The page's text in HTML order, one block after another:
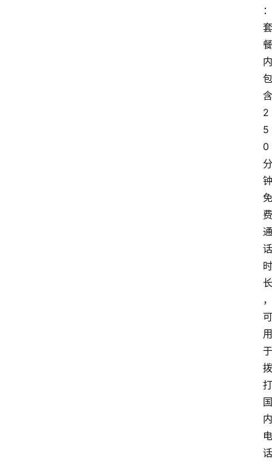
：
套
餐
内
包
含
2
5
0
分
钟
免
费
通
话
时
长
，
可
用
于
拨
打
国
内
电
话